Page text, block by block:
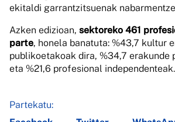
ekitaldi garrantzitsuenak
Azken edizioan, sektoreko 461
parte, honela banatuta: %43,7 kultur
publikoetakoak dira, %34,7 erakunde
eta %21,6 profesional independenteak.
Partekatu: